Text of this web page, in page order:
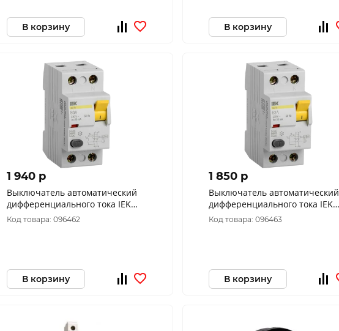
В корзину В корзину
1 940 p
Выключатель автоматический
дифференциального тока IEK
УЗО ВД1-63 2Р 50А 30мА MDV10-
2-050-030
Код товара: 096462
В корзину
1 850 p
Выключатель автоматический
дифференциального тока IEK
УЗО ВД1-63 2Р 63А 30мА
2-063-030
Код товара: 096463
В корзину